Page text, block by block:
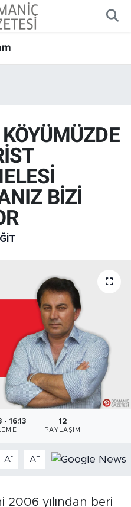
BİZİ
16:13 12
PAYLAŞIM
A- A+
2006 yılından beri